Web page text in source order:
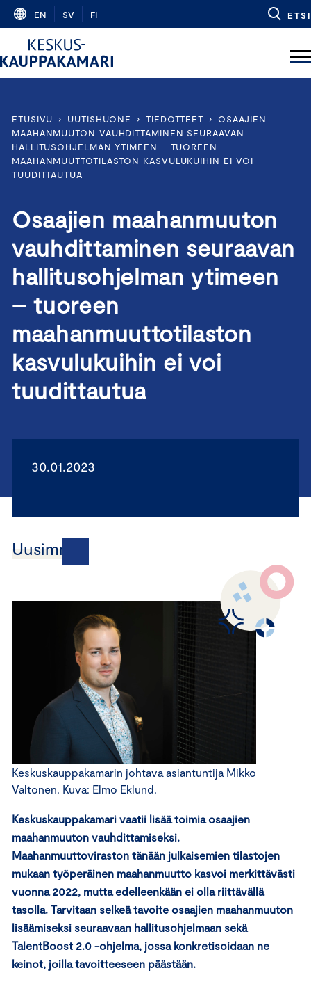
Skip
content
EN SV FI ETSI
ETUSIVU › UUTISHUONE › TIEDOTTEET › OSAAJIEN
MAAHANMUUTON VAUHDITTAMINEN SEURAAVAN
HALLITUSOHJELMAN YTIMEEN – TUOREEN
MAAHANMUUTTOTILASTON KASVULUKUIHIN EI VOI
TUUDITTAUTUA
Osaajien maahanmuuton
vauhdittaminen seuraavan
hallitusohjelman ytimeen
– tuoreen
maahanmuuttotilaston
kasvulukuihin ei voi
tuudittautua
30.01.2023
Uusimmat
Keskuskauppakamarin johtava asiantuntija Mikko
Valtonen. Kuva: Elmo Eklund.
Keskuskauppakamari vaatii lisää toimia osaajien
maahanmuuton vauhdittamiseksi.
Maahanmuuttoviraston tänään julkaisemien tilastojen
mukaan työperäinen maahanmuutto kasvoi merkittävästi
vuonna 2022, mutta edelleenkään ei olla riittävällä
tasolla. Tarvitaan selkeä tavoite osaajien maahanmuuton
lisäämiseksi seuraavaan hallitusohjelmaan sekä
TalentBoost 2.0 -ohjelma, jossa konkretisoidaan ne
keinot, joilla tavoitteeseen päästään.